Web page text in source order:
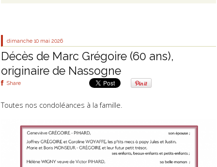
dimanche 10 mai 2026
Décès de Marc Grégoire (60 ans),
originaire de Nassogne
Share
Toutes nos condoléances à la famille.